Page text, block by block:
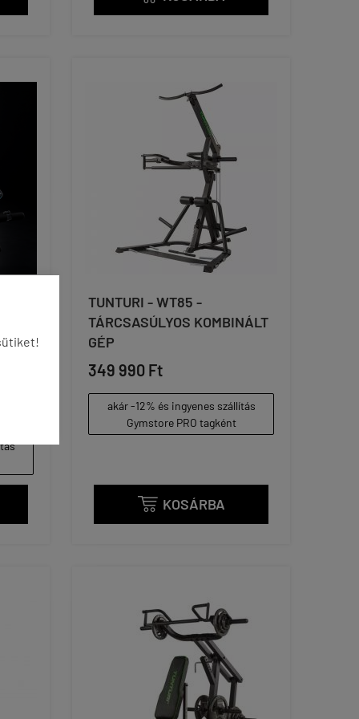
TUNTURI - WT85 -
TÁRCSASÚLYOS KOMBINÁLT
GÉP
349 990 Ft
akár -12% és ingyenes szállítás
Gymstore PRO tagként
 KOSÁRBA